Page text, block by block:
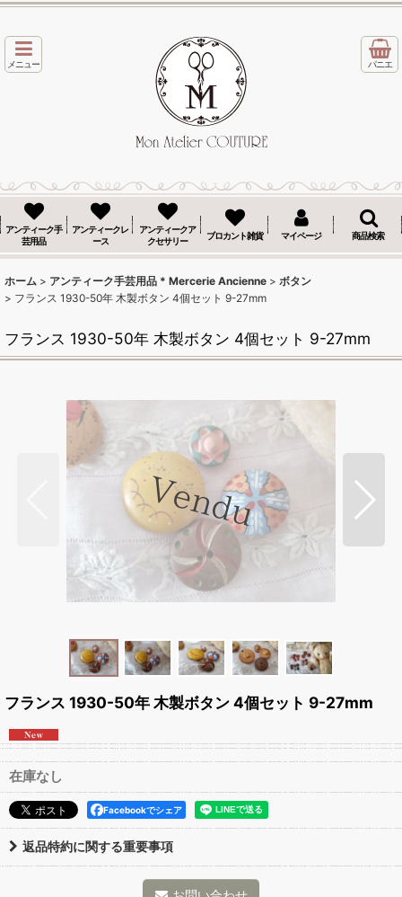
メニュー パニエ
アンティーク手
芸用品
アンティークレ
ース
アンティークア
クセサリー
ブロカント雑貨 マイページ 商品検索
ホーム > アンティーク手芸用品 * Mercerie Ancienne > ボタン
> フランス 1930-50年 木製ボタン 4個セット 9-27mm
フランス 1930-50年 木製ボタン 4個セット 9-27mm
フランス 1930-50年 木製ボタン 4個セット 9-27mm
在庫なし
Facebookでシェア
返品特約に関する重要事項